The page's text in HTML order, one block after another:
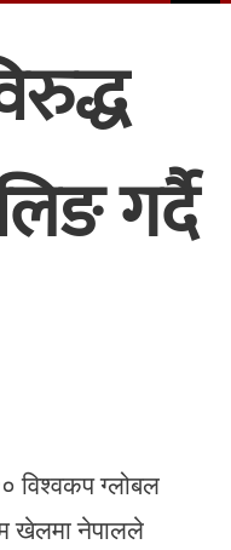
गर्दै
विश्‍वकप ग्लोबल
खेलमा नेपालले